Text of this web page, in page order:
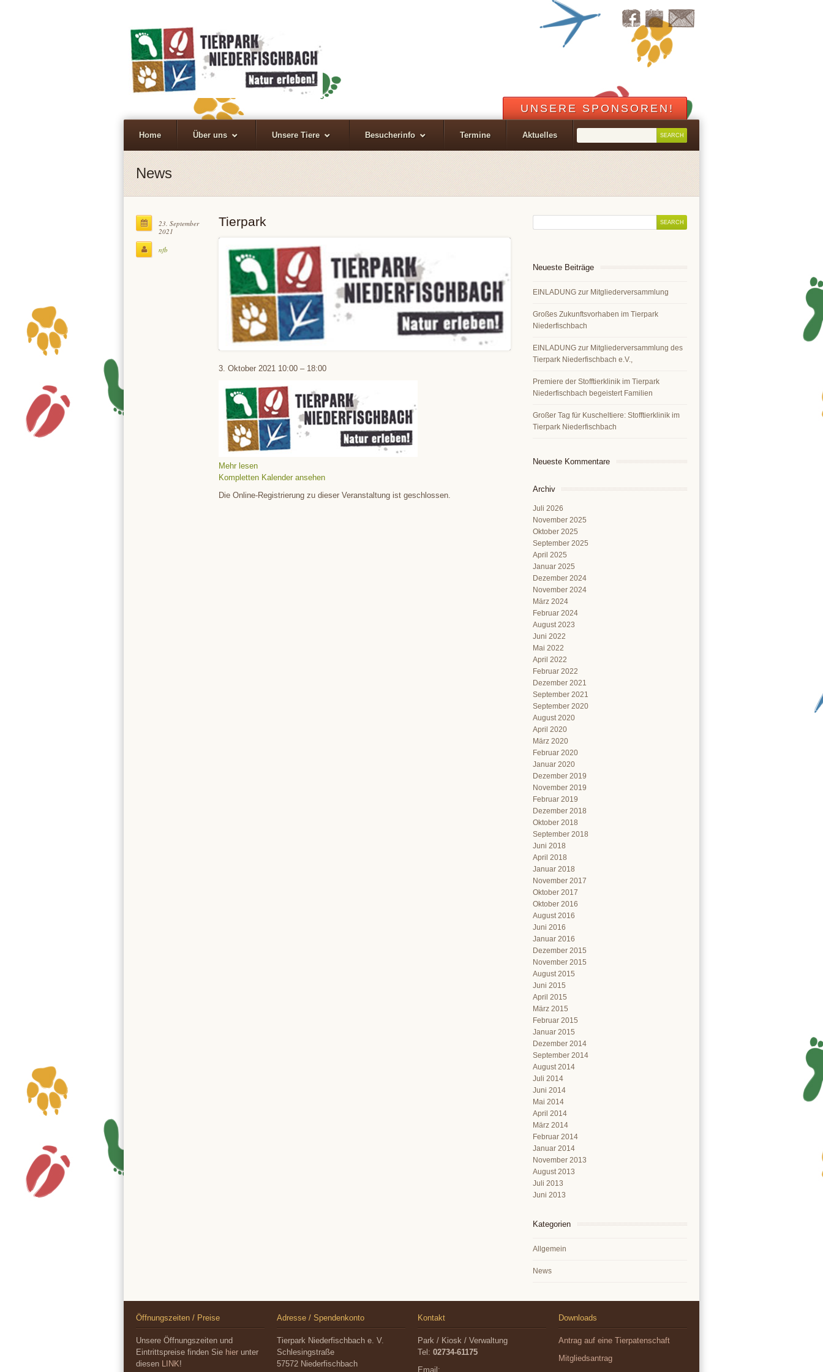
UNSERE SPONSOREN!
Home Über uns Unsere Tiere Besucherinfo Termine Aktuelles
News
23. September
2021
nfb
Tierpark
Tierpark
3. Oktober 2021 10:00 – 18:00
Mehr lesen
Kompletten Kalender ansehen
Die Online-Registrierung zu dieser Veranstaltung ist geschlossen.
Neueste Beiträge
EINLADUNG zur Mitgliederversammlung
Großes Zukunftsvorhaben im Tierpark
Niederfischbach
EINLADUNG zur Mitgliederversammlung des
Tierpark Niederfischbach e.V.,
Premiere der Stofftierklinik im Tierpark
Niederfischbach begeistert Familien
Großer Tag für Kuscheltiere: Stofftierklinik im
Tierpark Niederfischbach
Neueste Kommentare
Archiv
Juli 2026
November 2025
Oktober 2025
September 2025
April 2025
Januar 2025
Dezember 2024
November 2024
März 2024
Februar 2024
August 2023
Juni 2022
Mai 2022
April 2022
Februar 2022
Dezember 2021
September 2021
September 2020
August 2020
April 2020
März 2020
Februar 2020
Januar 2020
Dezember 2019
November 2019
Februar 2019
Dezember 2018
Oktober 2018
September 2018
Juni 2018
April 2018
Januar 2018
November 2017
Oktober 2017
Oktober 2016
August 2016
Juni 2016
Januar 2016
Dezember 2015
November 2015
August 2015
Juni 2015
April 2015
März 2015
Februar 2015
Januar 2015
Dezember 2014
September 2014
August 2014
Juli 2014
Juni 2014
Mai 2014
April 2014
März 2014
Februar 2014
Januar 2014
November 2013
August 2013
Juli 2013
Juni 2013
Kategorien
Allgemein
News
Öffnungszeiten / Preise
Unsere Öffnungszeiten und
Eintrittspreise finden Sie hier unter
diesen LINK!
Adresse / Spendenkonto
Tierpark Niederfischbach e. V.
Schlesingstraße
57572 Niederfischbach
Kontakt
Park / Kiosk / Verwaltung
Tel: 02734-61175
Email:
Downloads
Antrag auf eine Tierpatenschaft
Mitgliedsantrag